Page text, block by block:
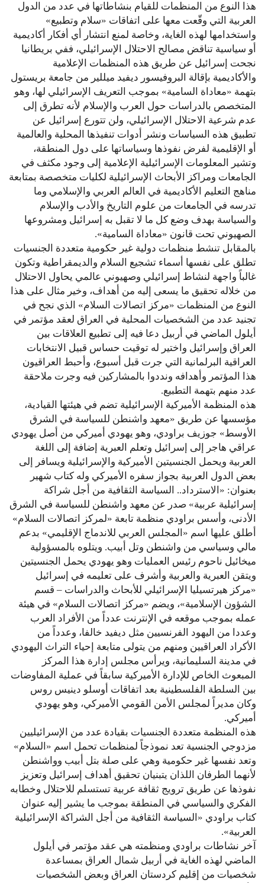
هذا النوع من المنظمات للقيام بنشاطاتها في عدد من الدول
العربية التي وقّعت معها على اتفاقات «سلام وتطبيع»
واستخدامها لهذه الغاية، وخاصة لمنع انتشار أي أفكار أكاديمية
أو سياسية تناقض مصالح الاحتلال الإسرائيلي، ففي بريطانيا
نجحت إسرائيل عن طريق هذه المنظمات الإعلامية
والأكاديمية بإقالة البروفيسور ديفيد ميللير من جامعة بريستول
بتهمة «معاداة السامية» بموجب التعريف الإسرائيلي لها، وهو
المتخصص بالدراسات حول العرب والإسلام لأنه تطرق إلى
عدم شرعية الاحتلال الإسرائيلي، ولن تتورع إسرائيل عن
تطبيق هذه السياسات ونشر أدوات تنفيذها المحلية والعالمية
أو الإقليمية لفرض نفوذها وسياساتها على دول المنطقة،
وتشير المعلومات الإسرائيلية الإعلامية إلى وجود مكثف في
الجامعات ومراكز الأبحاث الإسرائيلية لكليات متخصصة بمتابعة
مناهج التعليم الأكاديمية في العالم العربي والإسلامي وما
تدرسه في الجامعات من علوم التاريخ والأدب والإسلام
والسياسة بهدف وضع كل ما لا تقبل به إسرائيل ومشروعها
الصهيوني تحت قانون «معاداة السامية».
بالمقابل تنشط منظمات دولية غير حكومية متعددة الجنسيات
تطلق على نفسها أسماء تشجيع السلام والديمقراطية وتكون
غالباً واجهة لنشاط إسرائيلي وصهيوني عالمي يحاول الاحتلال
من خلاله تحقيق ما يسعى إليه من أهداف، وخير مثال على هذا
النوع من المنظمات «مركز اتصالات السلام» الذي نجح في
تجنيد عدد من الشخصيات المحلية في العراق لعقد مؤتمر في
أيلول الماضي في أربيل دعا فيه إلى تطبيع العلاقات بين
العراق وإسرائيل واختير له توقيت حساس قبيل الانتخابات
العراقية البرلمانية التي جرت قبل أسبوع، وأحبط العراقيون
هذا المؤتمر وأهدافه ونددوا بالمشاركين فيه وجرت ملاحقة
عدد منهم بتهمة التطبيع.
هذه المنظمة الأميركية الإسرائيلية تضم في هيئتها القيادية،
مؤسسها عن طريق «معهد واشنطن للسياسة في الشرق
الأوسط» جوزيف براودي، وهو يهودي أميركي من أصل يهودي
عراقي هاجر إلى إسرائيل وتعلم العبرية إضافة إلى اللغة
العربية ويحمل الجنسيتين الأميركية والإسرائيلية ويسافر إلى
بعض الدول العربية بجواز سفره الأميركي وله كتاب شهير
بعنوان: «الاسترداد.. السياسة الثقافية من أجل شراكة
إسرائيلية عربية» صدر عن معهد واشنطن للسياسة في الشرق
الأدنى، وأسس براودي منظمة تابعة «لمركز اتصالات السلام»
أطلق عليها اسم «المجلس العربي للاندماج الإقليمي» بدعم
مالي وسياسي من واشنطن وتل أبيب. ويتلوه بالمسؤولية
ميخائيل ناحوم رئيس العمليات وهو يهودي يحمل الجنسيتين
ويتقن العبرية والعربية وأشرف على تعليمه في إسرائيل
«مركز هيرتسيليا الإسرائيلي للأبحاث والدراسات – قسم
الشؤون الإسلامية»، ويضم «مركز اتصالات السلام» في هيئة
عمله بموجب موقعه في الإنترنت عدداً من الأفراد العرب
وعددا من اليهود الفرنسيين مثل ديفيد خالفا، وعدداً من
الأكراد العراقيين ومنهم من يتولى متابعة إحياء التراث اليهودي
في مدينة السليمانية، ويرأس مجلس إدارة هذا المركز
المبعوث الخاص للإدارة الأميركية سابقاً في عملية المفاوضات
بين السلطة الفلسطينية بعد اتفاقات أوسلو دينيس روس
وكان مديراً لمجلس الأمن القومي الأميركي، وهو يهودي
أميركي.
هذه المنظمة متعددة الجنسيات بقيادة عدد من الإسرائيليين
مزدوجي الجنسية تعد نموذجاً لمنظمات تحمل اسم «السلام»
وتعد نفسها غير حكومية وهي على صلة بتل أبيب وواشنطن
لأنهما الطرفان اللذان يتبنيان تحقيق أهداف إسرائيل وتعزيز
نفوذها عن طريق ترويج ثقافة عربية تستسلم للاحتلال وخطابه
الفكري والسياسي في المنطقة بموجب ما يشير إليه عنوان
كتاب براودي «السياسة الثقافية من أجل الشراكة الإسرائيلية
العربية».
آخر نشاطات براودي ومنظمته هي عقد مؤتمر في أيلول
الماضي لهذه الغاية في أربيل شمال العراق بمساعدة
شخصيات من إقليم كردستان العراق وبعض الشخصيات